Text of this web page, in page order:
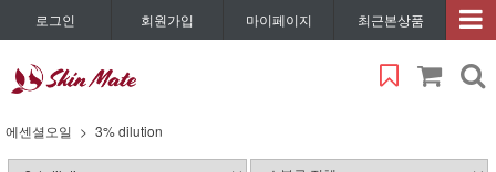
로그인 회원가입 마이페이지 최근본상품
에센셜오일 3% dilution